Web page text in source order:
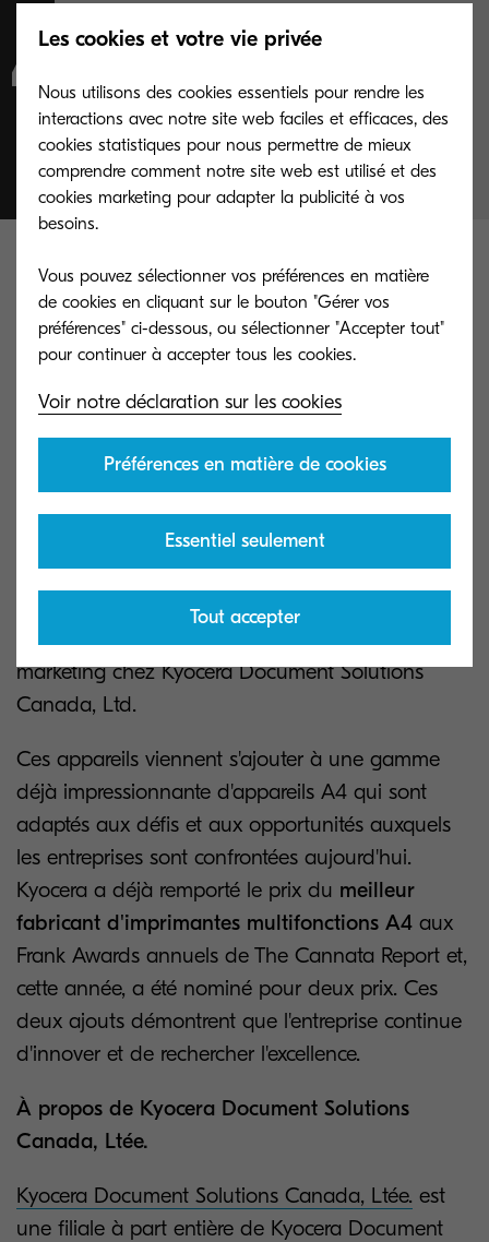
Nous sommes fiers
de prendre la tête
du marché de l'A4.”
"Ceux qui recherchent une plus grande flexibilité
quant au lieu et à la manière de travailler ne
doivent pas chercher plus loin que les nouveaux
appareils élégants et compacts permettent à nos
clients demaintenir des niveaux élevés de
productivité où qu'ils soient, tout en maintenant
des coûts d'exploitation faibles grâce à leur faible
consommation d'énergie. Grâce à des paramètres
d'installation et de configuration faciles,ils
rendent l'impression simple et fiable - comme il
se doit", ajoute Tony Swierkot, directeur du
marketing chez Kyocera Document Solutions
Canada, Ltd.
Ces appareils viennent s'ajouter à une gamme
déjà impressionnante d'appareils A4 qui sont
adaptés aux défis et aux opportunités auxquels
les entreprises sont confrontées aujourd'hui.
Kyocera a déjà remporté le prix du meilleur
fabricant d'imprimantes multifonctions A4 aux
Frank Awards annuels de The Cannata Report et,
cette année, a été nominé pour deux prix. Ces
deux ajouts démontrent que l'entreprise continue
d'innover et de rechercher l'excellence.
À propos de Kyocera Document Solutions
Canada, Ltée.
Kyocera Document Solutions Canada, Ltée. est
une filiale à part entière de Kyocera Document
Les cookies et votre vie privée
Nous utilisons des cookies essentiels pour rendre les
interactions avec notre site web faciles et efficaces, des
cookies statistiques pour nous permettre de mieux
comprendre comment notre site web est utilisé et des
cookies marketing pour adapter la publicité à vos
besoins.
Vous pouvez sélectionner vos préférences en matière
de cookies en cliquant sur le bouton "Gérer vos
préférences" ci-dessous, ou sélectionner "Accepter tout"
Voir notre déclaration sur les cookies
Préférences en matière de cookies
Essentiel seulement
Tout accepter